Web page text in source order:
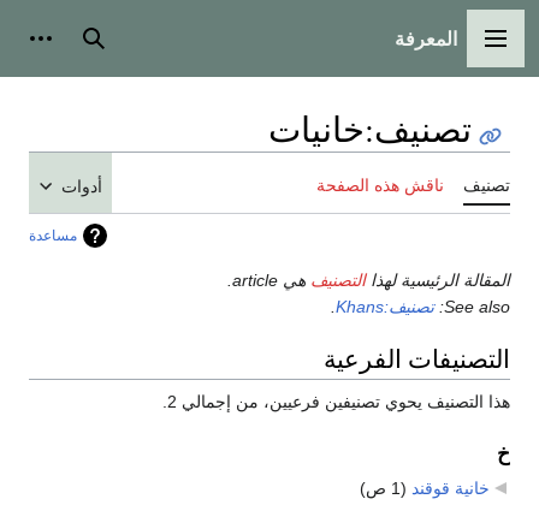
القائمة الرئيسية
المعرفة بحث
تصنيف:خانيات
تصنيف ناقش هذه الصفحة أدوات
مساعدة
المقالة الرئيسية لهذاالتصنيف هي article.
See also: تصنيف:Khans
التصنيفات الفرعية
هذا التصنيف يحوي تصنيفين فرعيين، من إجمالي 2.
خ
خانية قوقند (1 ص)